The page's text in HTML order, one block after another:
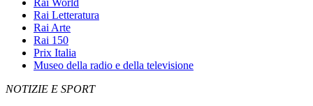
Rai World
Rai Letteratura
Rai Arte
Rai 150
Prix Italia
Museo della radio e della televisione
NOTIZIE E SPORT